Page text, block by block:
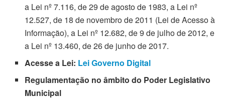
a Lei nº 7.116, de 29 de agosto de 1983, a Lei nº
12.527, de 18 de novembro de 2011 (Lei de Acesso à
Informação), a Lei nº 12.682, de 9 de julho de 2012, e
a Lei nº 13.460, de 26 de junho de 2017.
Acesse a Lei: Lei Governo Digital
Regulamentação no âmbito do Poder Legislativo
Municipal